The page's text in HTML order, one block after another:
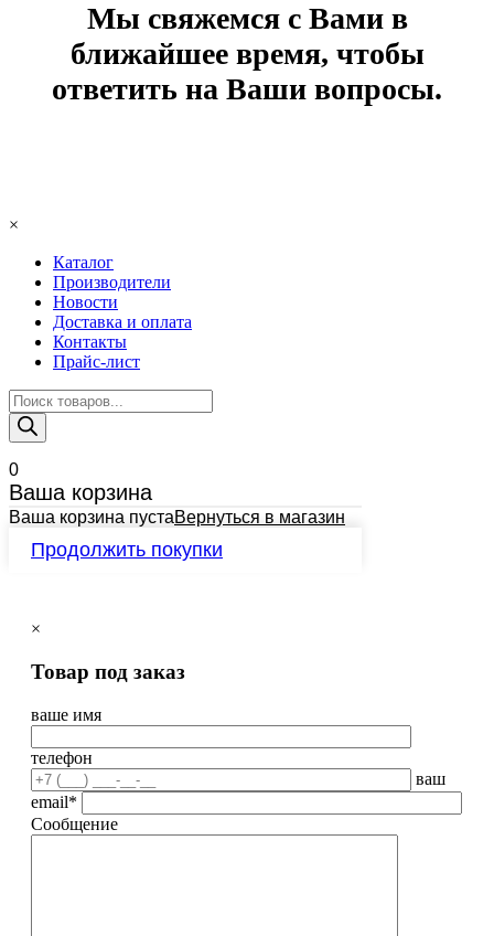
Мы свяжемся с Вами в
ближайшее время, чтобы
ответить на Ваши вопросы.
×
Каталог
Производители
Новости
Доставка и оплата
Контакты
Прайс-лист
Поиск
товаров
0
Ваша корзина
Ваша корзина пустаВернуться в магазин
Продолжить покупки
×
Товар под заказ
ваше имя
телефон
ваш
email*
Сообщение